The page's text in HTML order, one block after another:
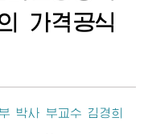
가격공식
박사 부교수 김경희